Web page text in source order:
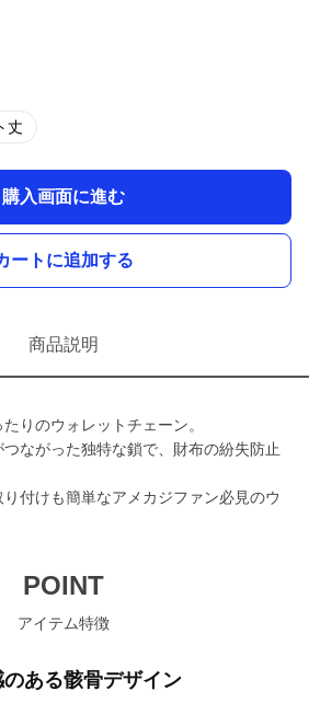
丈
購入画面に進む
ートに追加する
商品説明
りのウォレットチェーン。
ながった独特な鎖で、財布の紛失防止
付けも簡単なアメカジファン必見のウ
POINT
アイテム特徴
ある骸骨デザイン